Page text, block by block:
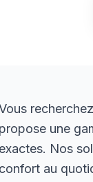
propose une
exactes. Nos
confort au